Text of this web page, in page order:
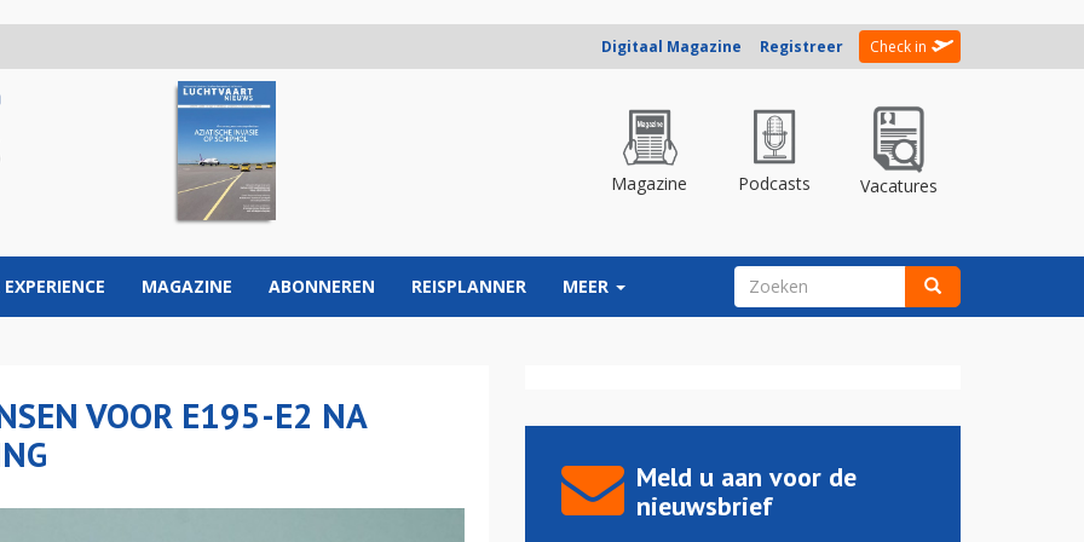
Digitaal Magazine Registreer Check in
Magazine Podcasts Vacatures
EXPERIENCE MAGAZINE ABONNEREN REISPLANNER MEER ZOEKVELD
VOOR E195-E2 NA
Meld u aan voor de
nieuwsbrief